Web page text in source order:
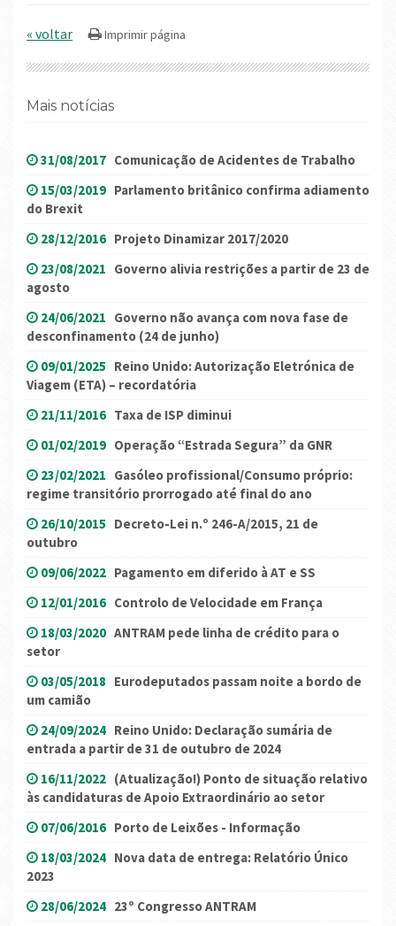
« voltar
Mais notícias
31/08/2017 Comunicação de Acidentes de Trabalho
15/03/2019 Parlamento britânico confirma adiamento
do Brexit
28/12/2016 Projeto Dinamizar 2017/2020
23/08/2021 Governo alivia restrições a partir de 23 de
agosto
24/06/2021 Governo não avança com nova fase de
desconfinamento (24 de junho)
09/01/2025 Reino Unido: Autorização Eletrónica de
Viagem (ETA) – recordatória
21/11/2016 Taxa de ISP diminui
01/02/2019 Operação “Estrada Segura” da GNR
23/02/2021 Gasóleo profissional/Consumo próprio:
regime transitório prorrogado até final do ano
26/10/2015 Decreto-Lei n.º 246-A/2015, 21 de
outubro
09/06/2022 Pagamento em diferido à AT e SS
12/01/2016 Controlo de Velocidade em França
18/03/2020 ANTRAM pede linha de crédito para o
setor
03/05/2018 Eurodeputados passam noite a bordo de
um camião
24/09/2024 Reino Unido: Declaração sumária de
entrada a partir de 31 de outubro de 2024
16/11/2022 (Atualização!) Ponto de situação relativo
às candidaturas de Apoio Extraordinário ao setor
07/06/2016 Porto de Leixões - Informação
18/03/2024 Nova data de entrega: Relatório Único
2023
28/06/2024 23º Congresso ANTRAM